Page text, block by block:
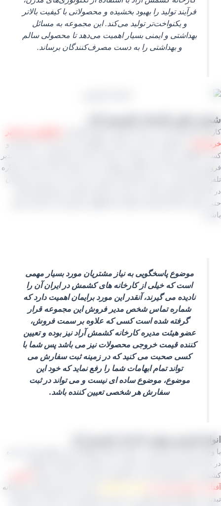
فرآیند تولید را بهبود بخشیده و محصولاتی با کیفیت بالاتر
و یکنواخت‌تر تولید می‌کند. این مجموعه به مسائل
بهداشتی و ایمنی بسیار اهمیت می‌دهد تا محصولی سالم
و بهداشتی را به دست مصرف‌کنندگان برساند.
تلفن کارخانه کشمش آراد
کشمش آراد در استان قزوین، شهر تاکستان،
بیشتر می توانید با شماره تماس عضو هیئت مدیره و مدیر
این کارخانه جناب آقای مصطفی عینی تماس داشته باشید. شماره
کارخانه هم بر روی خط ایشان دایورت بوده تا حتی زمانی که ایشان
کشمش نیستند و برای راه‌ اندازی جلسات و قرارهای کاری
از استان هستند بتوانند پاسخگوی مشتریان از سراسر ایران
موضوع پاسخگویی به نیاز مشتریان مورد بسیار مهمی
است که خیلی از کارخانه‌ های کشمش در ایران آن را
نادیده می‌ گیرند، آنقدر این مورد برایمان اهمیت دارد که
شماره تماس شخص مدیر فروش این مجموعه قرار
گرفته شده است کسی که علاوه بر سمت فروش،
عضو هیئت مدیره کارخانه کشمش آراد نیز بوده و تعیین
کننده قیمت خروجی محصولات نیز می‌ باشد پس شما با
کسی صحبت می‌ کنید که در زمینه ثبت سفارش می‌
تواند تمام ابهامات شما را رفع نماید که خود این
موضوع، موضوع ساده‌ ای نیست و می تواند در ثبت
سفارش هر شخصی تعیین کننده باشد.
کشمش تولیدی کارخانه کشمش آراد
اینکه این کارخانه در شهر تاکستان واقع شده منطقه اشاره شده
ملایر استان همدان بیشترین و بزرگترین تولیدکننده انگور و
در کشورمان است و تخصص و تبحر این دو ناحیه تولید
کشمش تیزابی و
به انواع کشمش پلویی می‌ شود محصولاتی که در قالب رنگ‌ های